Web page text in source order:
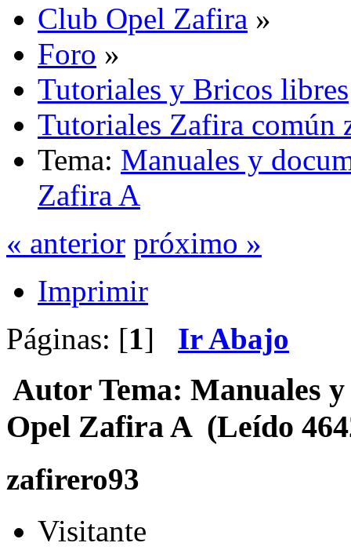
Club Opel Zafira »
Foro »
Tutoriales y Bricos libres
Tutoriales Zafira común
Tema: Manuales y
Zafira A
« anterior próximo »
Imprimir
Páginas: [1] Ir Abajo
Autor Tema: Manuales
Opel Zafira A (Leído
zafirero93
Visitante